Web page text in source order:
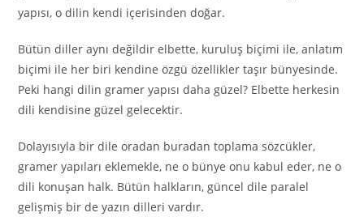
yapısı, o dilin kendi içerisinden doğar.
Bütün diller aynı değildir elbette, kuruluş biçimi ile, anlatım
biçimi ile her biri kendine özgü özellikler taşır bünyesinde.
Peki hangi dilin gramer yapısı daha güzel? Elbette herkesin
dili kendisine güzel gelecektir.
Dolayısıyla bir dile oradan buradan toplama sözcükler,
gramer yapıları eklemekle, ne o bünye onu kabul eder, ne o
dili konuşan halk. Bütün halkların, güncel dile paralel
gelişmiş bir de yazın dilleri vardır.